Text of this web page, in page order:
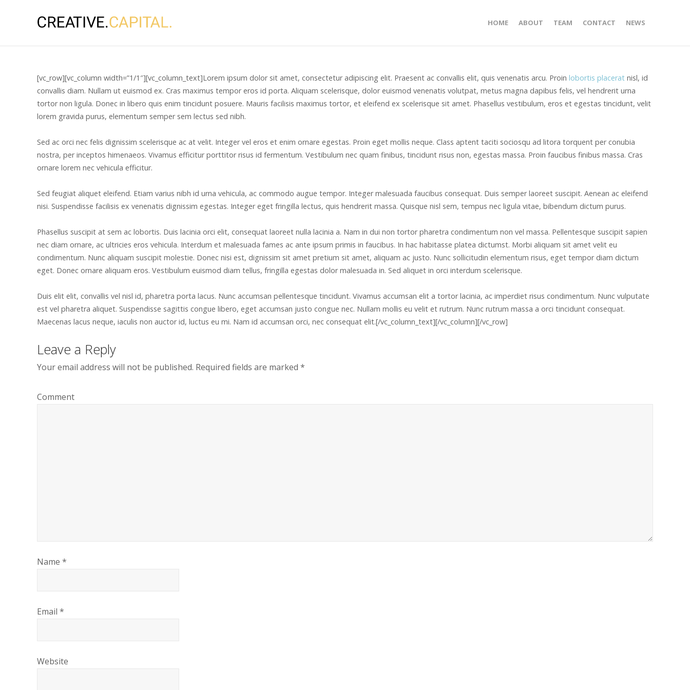
HOME ABOUT TEAM CONTACT NEWS
[vc_row][vc_column width=”1/1″][vc_column_text]Lorem ipsum dolor sit amet, consectetur adipiscing elit. Praesent ac convallis elit, quis venenatis arcu. Proin lobortis placerat nisl, id
convallis diam. Nullam ut euismod ex. Cras maximus tempor eros id porta. Aliquam scelerisque, dolor euismod venenatis volutpat, metus magna dapibus felis, vel hendrerit urna
tortor non ligula. Donec in libero quis enim tincidunt posuere. Mauris facilisis maximus tortor, et eleifend ex scelerisque sit amet. Phasellus vestibulum, eros et egestas tincidunt, velit
lorem gravida purus, elementum semper sem lectus sed nibh.
Sed ac orci nec felis dignissim scelerisque ac at velit. Integer vel eros et enim ornare egestas. Proin eget mollis neque. Class aptent taciti sociosqu ad litora torquent per conubia
nostra, per inceptos himenaeos. Vivamus efficitur porttitor risus id fermentum. Vestibulum nec quam finibus, tincidunt risus non, egestas massa. Proin faucibus finibus massa. Cras
ornare lorem nec vehicula efficitur.
Sed feugiat aliquet eleifend. Etiam varius nibh id urna vehicula, ac commodo augue tempor. Integer malesuada faucibus consequat. Duis semper laoreet suscipit. Aenean ac eleifend
nisi. Suspendisse facilisis ex venenatis dignissim egestas. Integer eget fringilla lectus, quis hendrerit massa. Quisque nisl sem, tempus nec ligula vitae, bibendum dictum purus.
Phasellus suscipit at sem ac lobortis. Duis lacinia orci elit, consequat laoreet nulla lacinia a. Nam in dui non tortor pharetra condimentum non vel massa. Pellentesque suscipit sapien
nec diam ornare, ac ultricies eros vehicula. Interdum et malesuada fames ac ante ipsum primis in faucibus. In hac habitasse platea dictumst. Morbi aliquam sit amet velit eu
condimentum. Nunc aliquam suscipit molestie. Donec nisi est, dignissim sit amet pretium sit amet, aliquam ac justo. Nunc sollicitudin elementum risus, eget tempor diam dictum
eget. Donec ornare aliquam eros. Vestibulum euismod diam tellus, fringilla egestas dolor malesuada in. Sed aliquet in orci interdum scelerisque.
Duis elit elit, convallis vel nisl id, pharetra porta lacus. Nunc accumsan pellentesque tincidunt. Vivamus accumsan elit a tortor lacinia, ac imperdiet risus condimentum. Nunc vulputate
est vel pharetra aliquet. Suspendisse sagittis congue libero, eget accumsan justo congue nec. Nullam mollis eu velit et rutrum. Nunc rutrum massa a orci tincidunt consequat.
Maecenas lacus neque, iaculis non auctor id, luctus eu mi. Nam id accumsan orci, nec consequat elit.[/vc_column_text][/vc_column][/vc_row]
Leave a Reply
Your email address will not be published. Required fields are marked *
Comment
Name *
Email *
Website